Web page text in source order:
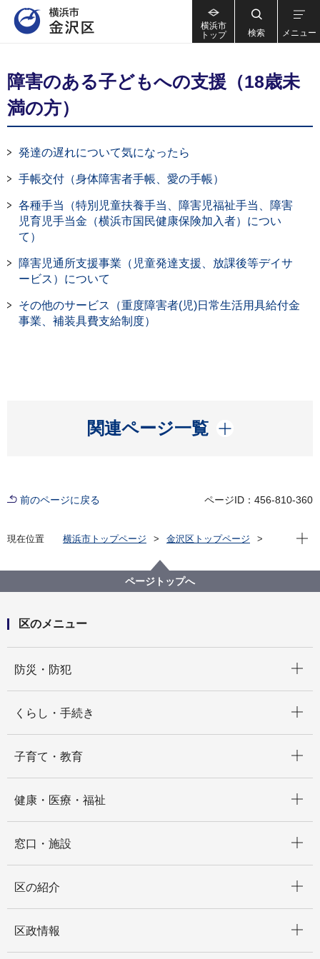
横浜市
トップ
検索 メニュー
障害のある子どもへの支援（18歳未
満の方）
発達の遅れについて気になったら
手帳交付（身体障害者手帳、愛の手帳）
各種手当（特別児童扶養手当、障害児福祉手当、障害
児育児手当金（横浜市国民健康保険加入者）につい
て）
障害児通所支援事業（児童発達支援、放課後等デイサ
ービス）について
その他のサービス（重度障害者(児)日常生活用具給付金
事業、補装具費支給制度）
関連ページ一覧
開く
前のページに戻る ページID：456-810-360
現在位置 横浜市トップページ
金沢区トップページ
障害福祉に関する金沢区からのお知らせ
障害のある子どもへの支援（18歳未満の方）
現在
ページトップへ
区のメニュー
防災・防犯
くらし・手続き
子育て・教育
健康・医療・福祉
窓口・施設
区の紹介
区政情報